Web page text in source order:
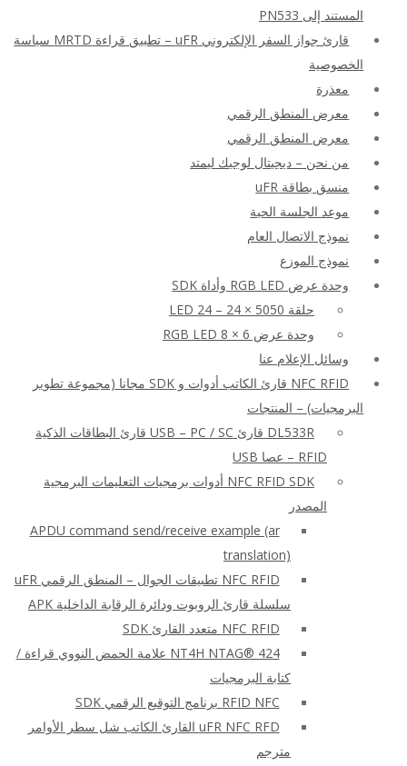
المستند إلى PN533
قارئ جواز السفر الإلكتروني uFR – تطبيق قراءة MRTD سياسة
الخصوصية
معذرة
معرض المنطق الرقمي
معرض المنطق الرقمي
من نحن – ديجيتال لوجيك ليمتد
منسق بطاقة uFR
موعد الجلسة الحية
نموذج الاتصال العام
نموذج الموزع
وحدة عرض RGB LED وأداة SDK
حلقة LED 24 – 24 × 5050
وحدة عرض RGB LED 8 × 6
وسائل الإعلام عنا
NFC RFID قارئ الكاتب أدوات و SDK مجانا (مجموعة تطوير
البرمجيات) – المنتجات
DL533R قارئ USB – PC / SC قارئ البطاقات الذكية
RFID – عصا USB
NFC RFID SDK أدوات برمجيات التعليمات البرمجية
المصدر
APDU command send/receive example (ar
translation)
NFC RFID تطبيقات الجوال – المنطق الرقمي uFR
سلسلة قارئ الروبوت ودائرة الرقابة الداخلية APK
NFC RFID متعدد القارئ SDK
NT4H NTAG® 424 علامة الحمض النووي قراءة /
كتابة البرمجيات
RFID NFC برنامج التوقيع الرقمي SDK
uFR NFC RFD القارئ الكاتب شل سطر الأوامر
مترجم